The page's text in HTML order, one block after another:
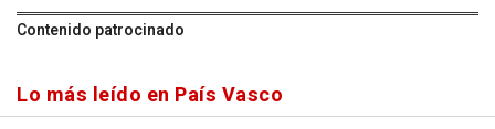
Contenido patrocinado
Lo más leído en País Vasco